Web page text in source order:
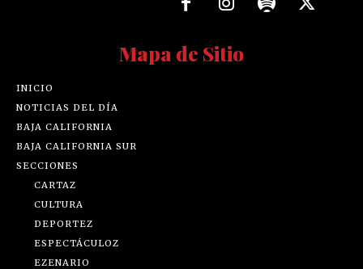
Mapa de Sitio
INICIO
NOTICIAS DEL DÍA
BAJA CALIFORNIA
BAJA CALIFORNIA SUR
SECCIONES
CARTAZ
CULTURA
DEPORTEZ
ESPECTÁCULOZ
EZENARIO